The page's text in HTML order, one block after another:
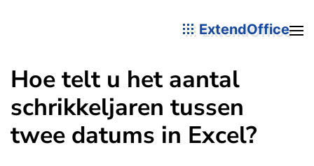
ExtendOffice
Hoe telt u het aantal
schrikkeljaren tussen
twee datums in Excel?